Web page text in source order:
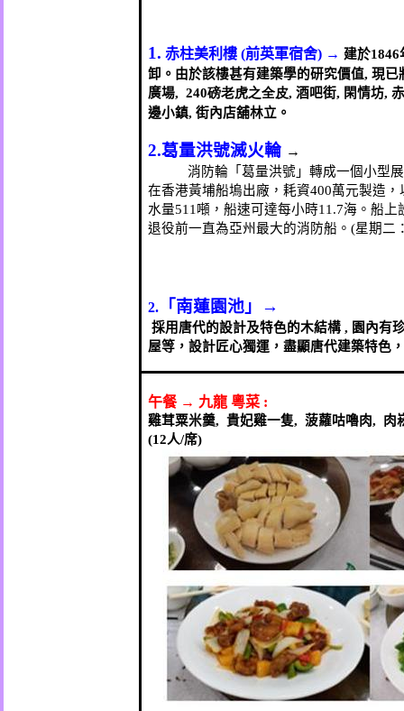
1. 赤柱美利樓(前英軍宿舍) → 建於1846
卸。由於該樓甚有建築學的研究價值, 現已
廣場, 240磅老虎之全皮, 酒吧街, 閑情坊,
邊小鎮, 街內店舖林立。
2.葛量洪號滅火輪 →
消防輪「葛量洪號」轉成一個小型
在香港黃埔船塢出廠，耗資400萬元製造，
水量511 噸，船速可達每小時11.7海。船上
退役前一直為亞州最大的消防船。 (星期二
2.「南蓮園池」→
採用唐代的設計及特色的木結構, 園內有
屋等，設計匠心獨運，盡顯唐代建築特色
午餐 → 九龍 粵菜:
雞茸粟米羹, 貴妃雞一隻, 菠蘿咕嚕肉, 肉
(12人/席)